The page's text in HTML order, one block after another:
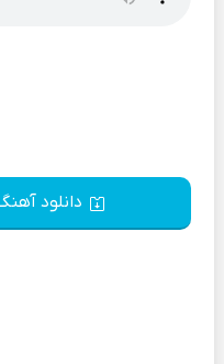
دانلود